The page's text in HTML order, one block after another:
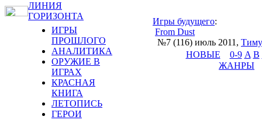
ЛИНИЯ
ГОРИЗОНТА
ИГРЫ
ПРОШЛОГО
АНАЛИТИКА
ОРУЖИЕ В
ИГРАХ
КРАСНАЯ
КНИГА
ЛЕТОПИСЬ
ГЕРОИ
Игры будущего:
From Dust
№7 (116) июль 2011,
НОВЫЕ
0-9 A B
ЖАНРЫ